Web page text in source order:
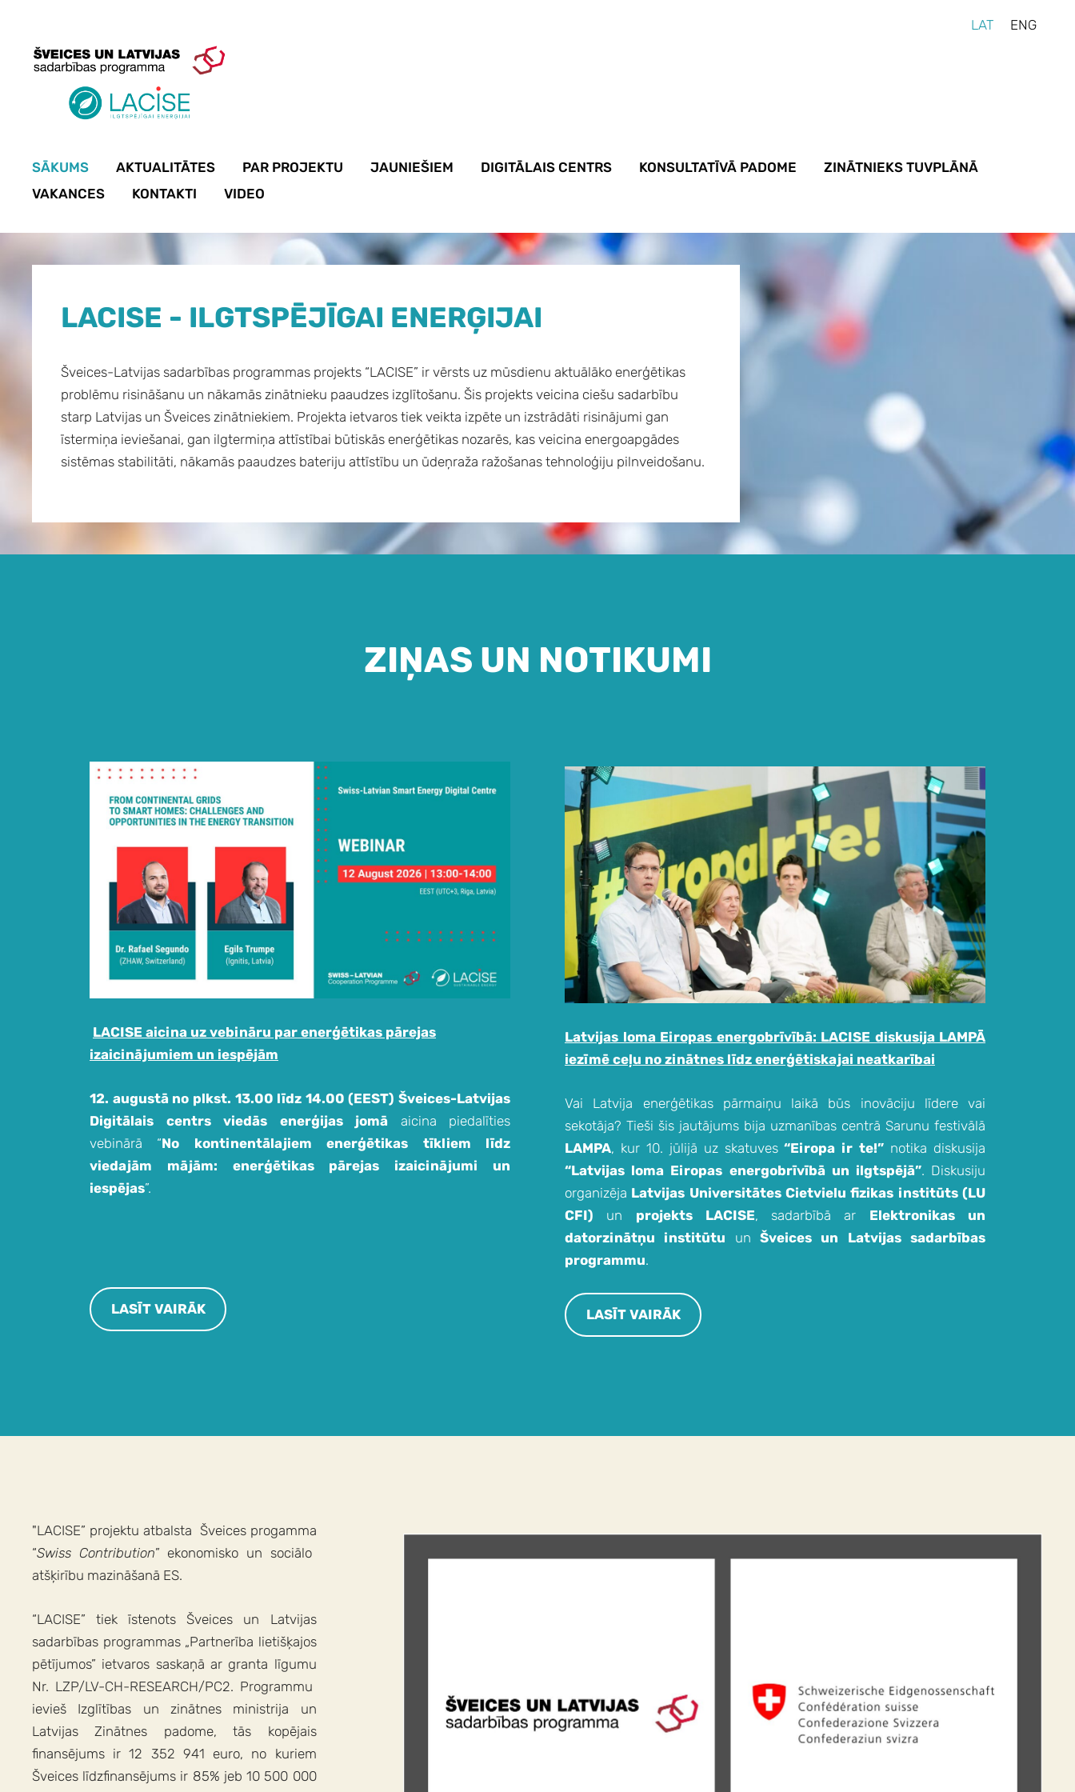
SĀKUMS AKTUALITĀTES PAR PROJEKTU JAUNIEŠIEM DIGITĀLAIS CENTRS KONSULTATĪVĀ PADOME
ZINĀTNIEKS TUVPLĀNĀ
VAKANCES
KONTAKTI VIDEO
LAT ENG
LACISE - ILGTSPĒJĪGAI ENERĢIJAI
Šveices-Latvijas sadarbības programmas projekts “LACISE” ir vērsts uz mūsdienu aktuālāko enerģētikas
problēmu risināšanu un nākamās zinātnieku paaudzes izglītošanu. Šis projekts veicina ciešu sadarbību
starp Latvijas un Šveices zinātniekiem. Projekta ietvaros tiek veikta izpēte un izstrādāti risinājumi gan
īstermiņa ieviešanai, gan ilgtermiņa attīstībai būtiskās enerģētikas nozarēs, kas veicina energoapgādes
sistēmas stabilitāti, nākamās paaudzes bateriju attīstību un ūdeņraža ražošanas tehnoloģiju pilnveidošanu.
ZIŅAS UN NOTIKUMI
LACISE aicina uz vebināru par enerģētikas pārejas
izaicinājumiem un iespējām
12. augustā no plkst. 13.00 līdz 14.00 (EEST) Šveices-Latvijas
Digitālais centrs viedās enerģijas jomā aicina piedalīties
vebinārā “No kontinentālajiem enerģētikas tīkliem līdz
viedajām mājām: enerģētikas pārejas izaicinājumi un
iespējas”.
LASĪT VAIRĀK
Latvijas loma Eiropas energobrīvībā: LACISE diskusija LAMPĀ
iezīmē ceļu no zinātnes līdz enerģētiskajai neatkarībai
Vai Latvija enerģētikas pārmaiņu laikā būs inovāciju līdere vai
sekotāja? Tieši šis jautājums bija uzmanības centrā Sarunu festivālā
LAMPA, kur 10. jūlijā uz skatuves“Eiropa ir te!” notika diskusija
“Latvijas loma Eiropas energobrīvībā un ilgtspējā”. Diskusiju
organizēja Latvijas Universitātes Cietvielu fizikas institūts (LU
CFI) un projekts LACISE, sadarbībā ar Elektronikas un
datorzinātņu institūtu unŠveices un Latvijas sadarbības
programmu.
LASĪT VAIRĀK
"LACISE” projektu atbalsta Šveices progamma
“Swiss Contribution” ekonomisko un sociālo
atšķirību mazināšanā ES.
“LACISE” tiek īstenots Šveices un Latvijas
sadarbības programmas„Partnerība lietišķajos
pētījumos” ietvaros saskaņā ar granta līgumu
Nr. LZP/LV-CH-RESEARCH/PC2. Programmu
ievieš
Izglītības un zinātnes ministrija un
LatvijasZinātnes padome, tās kopējais
finansējums ir 12 352 941 euro, no kuriem
Šveices līdzfinansējums ir 85% jeb 10 500 000